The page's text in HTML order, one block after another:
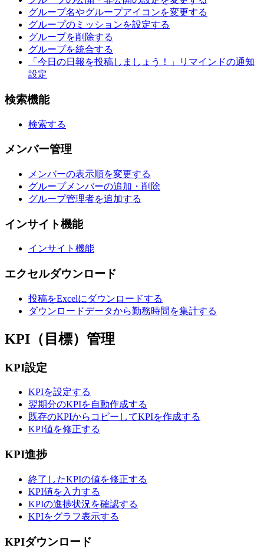
グループ名やグループアイコンを変更する
グループのミッションを設定する
グループを削除する
グループを統合する
「今日の日報を投稿しましょう！」リマインドの通知
設定
検索機能
検索する
メンバー管理
メンバーの表示順を変更する
グループメンバーの追加・削除
グループ管理者を追加する
インサイト機能
インサイト機能
エクセルダウンロード
投稿をExcelにダウンロードする
ダウンロードデータから勤務時間を集計する
KPI（目標）管理
KPI設定
KPIを設定する
翌期分のKPIを自動作成する
既存のKPIからコピーしてKPIを作成する
KPI値を修正する
KPI進捗
終了したKPIの値を修正する
KPI値を入力する
KPIの進捗状況を確認する
KPIをグラフ表示する
KPIダウンロード